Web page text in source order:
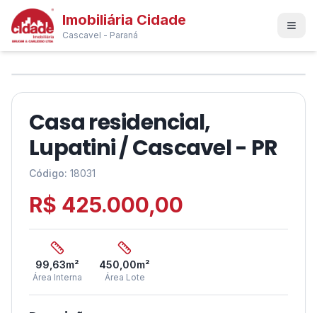
Imobiliária Cidade
Cascavel - Paraná
❮ ❯
1/4
Casa residencial,
Lupatini / Cascavel - PR
Código: 18031
R$ 425.000,00
99,63m²
Área Interna
450,00m²
Área Lote